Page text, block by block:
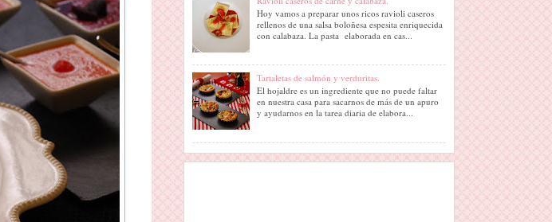
Hoy vamos a preparar unos ricos ravioli caseros
rellenos de una salsa boloñesa espesita enriquecida
con calabaza. La pasta elaborada en cas...
Tartaletas de salmón y verduritas.
El hojaldre es un ingrediente que no puede faltar
en nuestra casa para sacarnos de más de un apuro
y ayudarnos en la tarea diaria de elabora...